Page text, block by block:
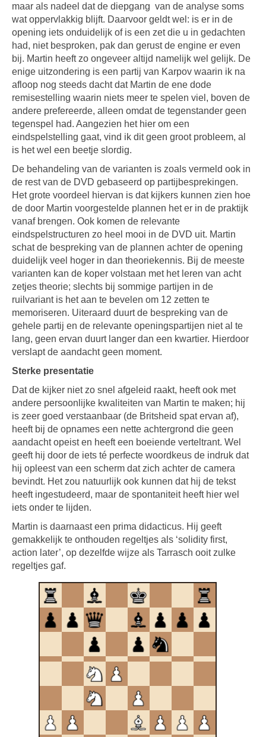
maar als nadeel dat de diepgang van de analyse soms
wat oppervlakkig blijft. Daarvoor geldt wel: is er in de
opening iets onduidelijk of is een zet die u in gedachten
had, niet besproken, pak dan gerust de engine er even
bij. Martin heeft zo ongeveer altijd namelijk wel gelijk. De
enige uitzondering is een partij van Karpov waarin ik na
afloop nog steeds dacht dat Martin de ene dode
remisestelling waarin niets meer te spelen viel, boven de
andere prefereerde, alleen omdat de tegenstander geen
tegenspel had. Aangezien het hier om een
eindspelstelling gaat, vind ik dit geen groot probleem, al
is het wel een beetje slordig.
De behandeling van de varianten is zoals vermeld ook in
de rest van de DVD gebaseerd op partijbesprekingen.
Het grote voordeel hiervan is dat kijkers kunnen zien hoe
de door Martin voorgestelde plannen het er in de praktijk
vanaf brengen. Ook komen de relevante
eindspelstructuren zo heel mooi in de DVD uit. Martin
schat de bespreking van de plannen achter de opening
duidelijk veel hoger in dan theoriekennis. Bij de meeste
varianten kan de koper volstaan met het leren van acht
zetjes theorie; slechts bij sommige partijen in de
ruilvariant is het aan te bevelen om 12 zetten te
memoriseren. Uiteraard duurt de bespreking van de
gehele partij en de relevante openingspartijen niet al te
lang, geen ervan duurt langer dan een kwartier. Hierdoor
verslapt de aandacht geen moment.
Sterke presentatie
Dat de kijker niet zo snel afgeleid raakt, heeft ook met
andere persoonlijke kwaliteiten van Martin te maken; hij
is zeer goed verstaanbaar (de Britsheid spat ervan af),
heeft bij de opnames een nette achtergrond die geen
aandacht opeist en heeft een boeiende verteltrant. Wel
geeft hij door de iets té perfecte woordkeus de indruk dat
hij opleest van een scherm dat zich achter de camera
bevindt. Het zou natuurlijk ook kunnen dat hij de tekst
heeft ingestudeerd, maar de spontaniteit heeft hier wel
iets onder te lijden.
Martin is daarnaast een prima didacticus. Hij geeft
gemakkelijk te onthouden regeltjes als ‘solidity first,
action later’, op dezelfde wijze als Tarrasch ooit zulke
regeltjes gaf.